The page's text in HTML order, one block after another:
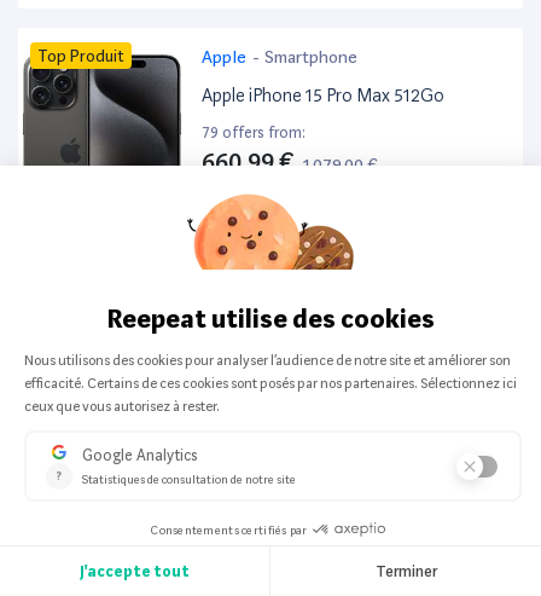
Top Produit Apple - Smartphone
Apple iPhone 15 Pro Max 512Go
79 offers from:
660,99 € 1 079,00 €
Top Produit Apple- Smartphone
Apple iPhone 17 512Go
79 offers from: